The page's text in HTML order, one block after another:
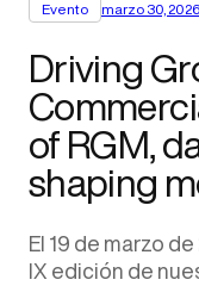
Evento marzo 30, 2026
Driving
of RGM,
shaping
El 19 de marzo
IX edición de